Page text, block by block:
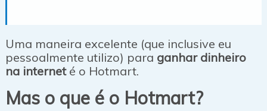
Uma maneira excelente (que inclusive eu
pessoalmente utilizo) para ganhar dinheiro
na interneté o Hotmart.
Mas o que é o Hotmart?